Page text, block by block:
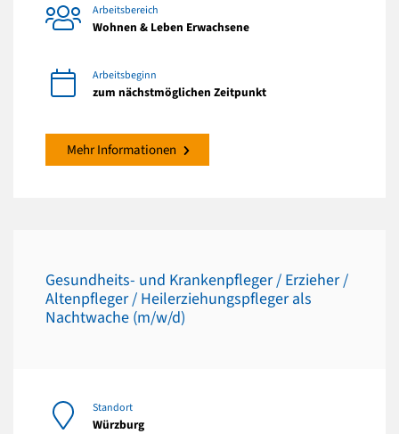
Arbeitsbereich
Wohnen & Leben Erwachsene
Arbeitsbeginn
zum nächstmöglichen Zeitpunkt
Mehr Informationen
Gesundheits- und Krankenpfleger / Erzieher /
Altenpfleger / Heilerziehungspfleger als
Nachtwache (m/w/d)
Standort
Würzburg